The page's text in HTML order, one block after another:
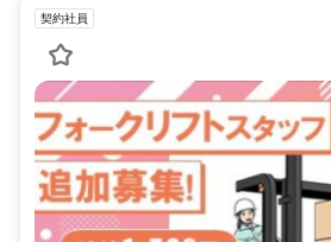
契約社員